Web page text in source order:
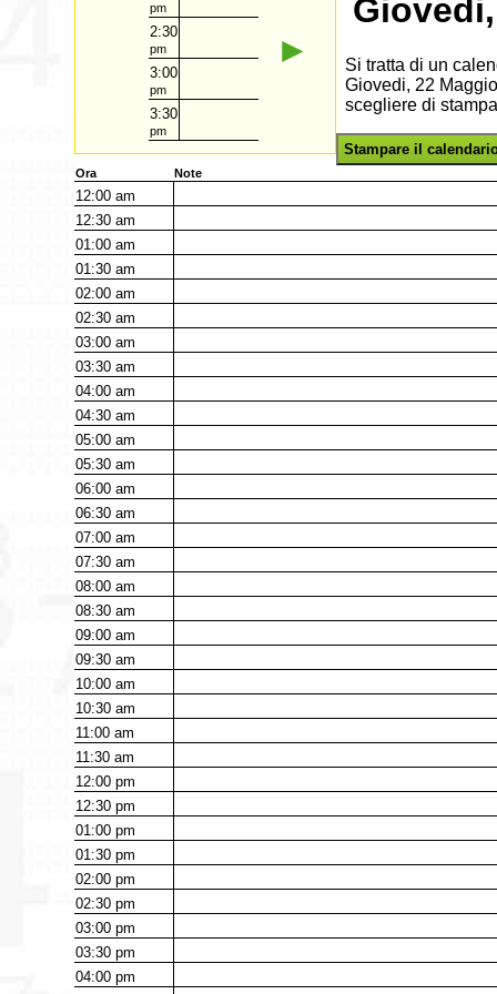
pm
2:30
pm
3:00
pm
3:30
pm
►
Si tratta di un
Giovedi, 22
scegliere di
Stampare il
Ora Note
12:00am
12:30am
01:00am
01:30am
02:00am
02:30am
03:00am
03:30am
04:00am
04:30am
05:00am
05:30am
06:00am
06:30am
07:00am
07:30am
08:00am
08:30am
09:00am
09:30am
10:00am
10:30am
11:00am
11:30am
12:00pm
12:30pm
01:00pm
01:30pm
02:00pm
02:30pm
03:00pm
03:30pm
04:00pm